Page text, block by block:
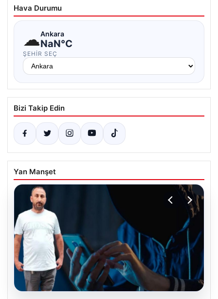
Hava Durumu
☁Ankara
NaN°C
ŞEHIR SEÇ
Bizi Takip Edin
Yan Manşet